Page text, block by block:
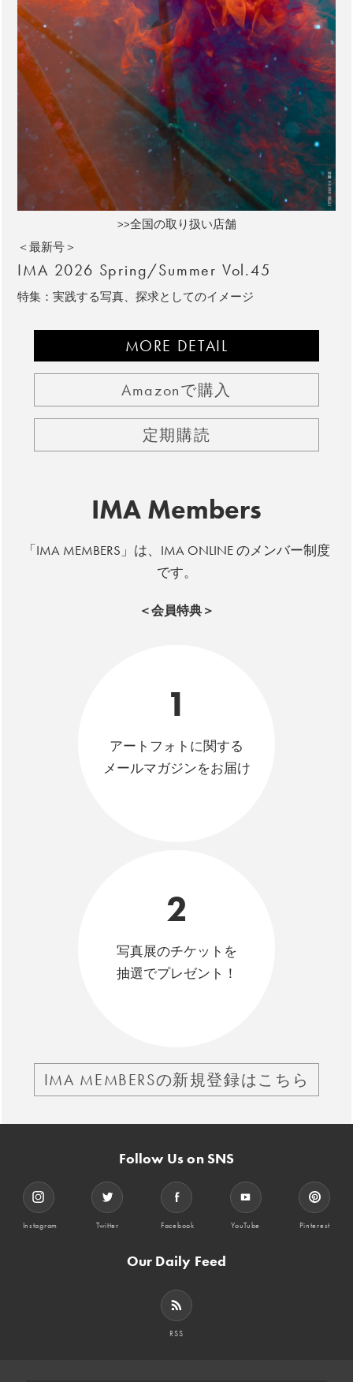
>>全国の取り扱い店舗
＜最新号＞
IMA 2026 Spring/Summer Vol.45
特集：実践する写真、探求としてのイメージ
MORE DETAIL
Amazonで購入
定期購読
IMA Members
「IMA MEMBERS」は、IMA ONLINE のメンバー制度
です。
＜会員特典＞
1
アートフォトに関する
メールマガジンをお届け
2
写真展のチケットを
抽選でプレゼント！
IMA MEMBERSの新規登録はこちら
Follow Us on SNS
Instagram Twitter Facebook YouTube Pinterest
Our Daily Feed
RSS